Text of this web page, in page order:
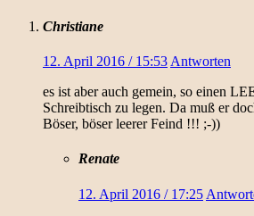
Christiane
12. April 2016 / 15:53 Antworten
es ist aber auch gemein, so einen
Schreibtisch zu legen. Da muß er
Böser, böser leerer Feind !!! ;-))
Renate
12. April 2016 / 17:25